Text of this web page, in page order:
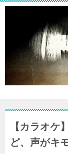
【カラオケ
ど、声がキ